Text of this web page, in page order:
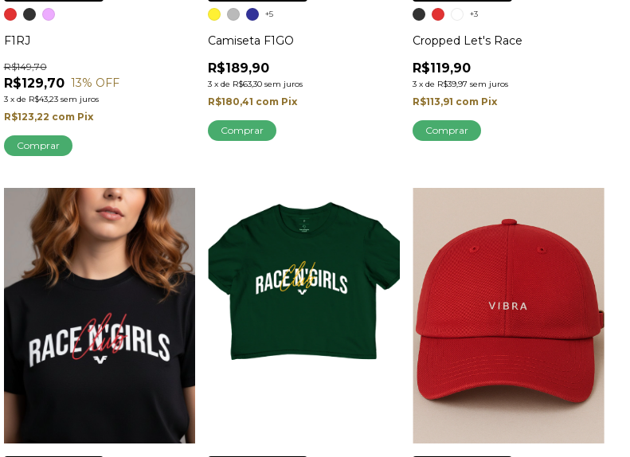
F1RJ
R$129,70
R$149,70
13% OFF
3 x de R$43,23 sem juros
R$123,22 com Pix
Comprar
Camiseta F1GO
R$189,90
3 xde R$63,30 sem juros
R$180,41 com Pix
+5
Comprar
Cropped Let's Race
R$119,90
3 xde R$39,97 sem juros
R$113,91 com Pix
+3
Comprar